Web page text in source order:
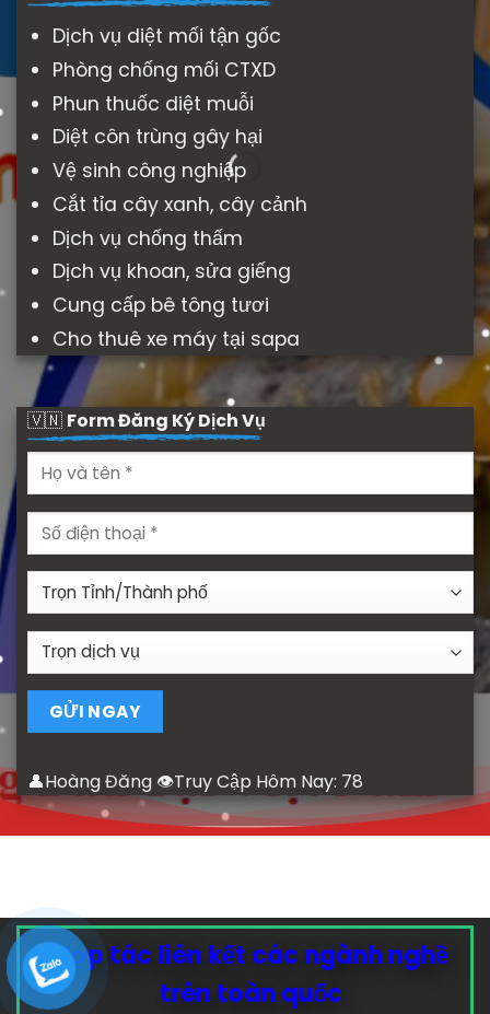
Dịch vụ diệt mối tận gốc
Phòng chống mối CTXD
Phun thuốc diệt muỗi
Diệt côn trùng gây hại
Vệ sinh công nghiệp
Cắt tỉa cây xanh, cây cảnh
Dịch vụ chống thấm
Dịch vụ khoan, sửa giếng
Cung cấp bê tông tươi
Cho thuê xe máy tại sapa
🇻🇳 Form Đăng Ký Dịch Vụ
👤Hoàng Đăng 👁Truy Cập Hôm Nay: 78
Hợp tác liên kết các ngành nghề
trên toàn quốc